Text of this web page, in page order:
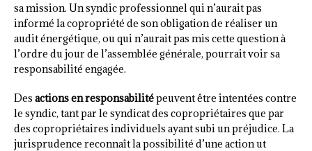
sa mission. Un syndic professionnel qui n’aurait pas
informé la copropriété de son obligation de réaliser un
audit énergétique, ou qui n’aurait pas mis cette question à
l’ordre du jour de l’assemblée générale, pourrait voir sa
responsabilité engagée.
Des actions en responsabilitépeuvent être intentées contre
le syndic, tant par le syndicat des copropriétaires que par
des copropriétaires individuels ayant subi un préjudice. La
jurisprudence reconnaît la possibilité d’une action ut